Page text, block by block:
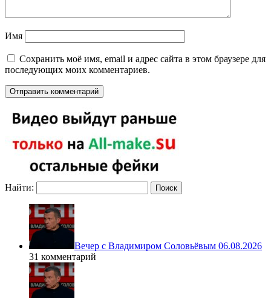
Имя
Сохранить моё имя, email и адрес сайта в этом браузере для
последующих моих комментариев.
Найти:
Вечер с Владимиром Соловьёвым 06.08.2026
31 комментарий